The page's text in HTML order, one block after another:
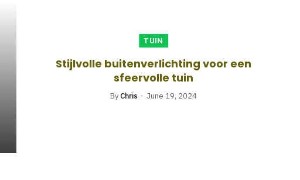
TUIN
Stijlvolle buitenverlichting voor een
sfeervolle tuin
By Chris June 19, 2024